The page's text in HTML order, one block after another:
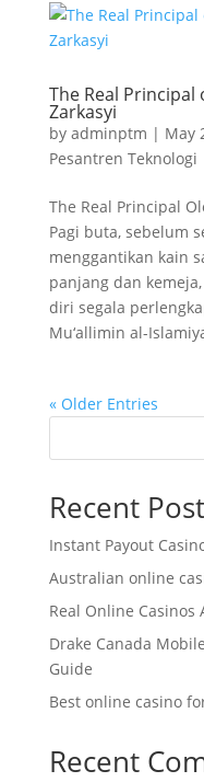
The Real
Zarkasyi
by adminptm | May
Pesantren Teknologi
The Real Principal
Pagi buta, sebelum
menggantikan kain
panjang dan
diri segala
Mu‘allimin al-
« Older Entries
Recent
Instant Payout
Australian online
Real Online Casinos
Drake Canada
Guide
Best online casino
Recent